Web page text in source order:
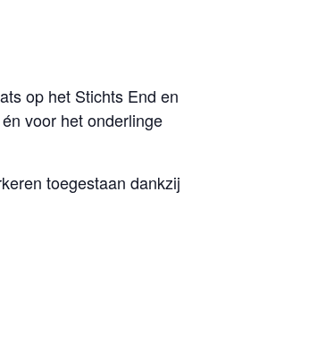
op het Stichts End en
voor het onderlinge
toegestaan dankzij